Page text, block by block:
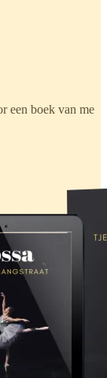
een boek van me